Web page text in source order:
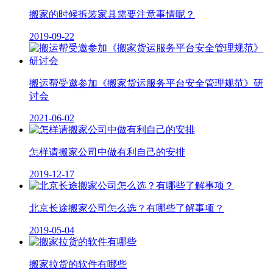
搬家的时候拆装家具需要注意事情呢？
2019-09-22
搬运帮受邀参加《搬家货运服务平台安全管理规范》研
讨会
2021-06-02
怎样请搬家公司中做有利自己的安排
2019-12-17
北京长途搬家公司怎么选？有哪些了解事项？
2019-05-04
搬家拉货的软件有哪些